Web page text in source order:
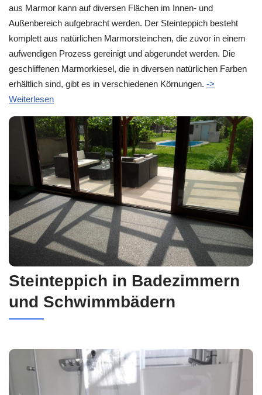
aus Marmor kann auf diversen Flächen im Innen- und
Außenbereich aufgebracht werden. Der Steinteppich besteht
komplett aus natürlichen Marmorsteinchen, die zuvor in einem
aufwendigen Prozess gereinigt und abgerundet werden. Die
geschliffenen Marmorkiesel, die in diversen natürlichen Farben
erhältlich sind, gibt es in verschiedenen Körnungen. ->
Weiterlesen
Steinteppich in Badezimmern
und Schwimmbädern